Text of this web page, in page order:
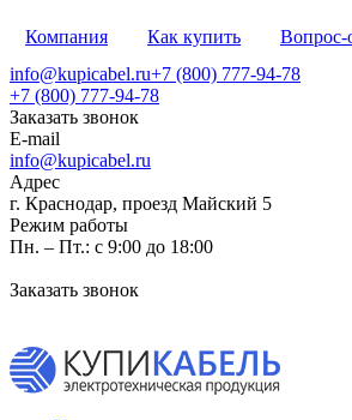
Компания Как купить Вопрос-
info@kupicabel.ru+7 (800) 777-94-78
+7 (800) 777-94-78
Заказать звонок
E-mail
info@kupicabel.ru
Адрес
г. Краснодар, проезд Майский 5
Режим работы
Пн. – Пт.: с 9:00 до 18:00
Заказать звонок